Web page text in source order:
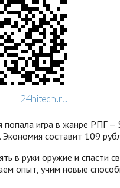
игра в жанре РПГ
составит 109
в руки оружие и спасти
опыт, учим новые